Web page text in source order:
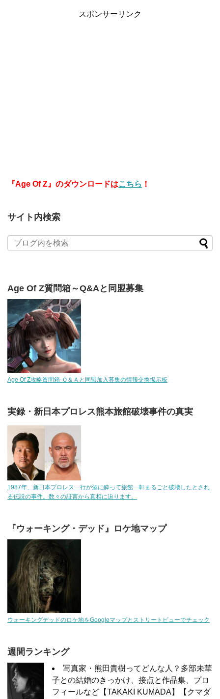
スポンサーリンク
『Age Of Z』のダウンロードはこちら ！
サイト内検索
Age Of Z質問箱～Q&Aと同盟募集
Age Of Z攻略質問箱-Ｑ＆Ａと同盟加入募集の情報交換掲示板
実録・新日本プロレス熊本旅館破壊事件の真実
1987年、新日本プロレス一行が酒に酔って旅館一軒まるごと破壊したとされ
る伝説の事件。数々の証言から真相に迫ります。
『ウォーキング・デッド』ロケ地マップ
ウォーキングデッドのロケ地をGoogleマップとストリートビューでチェック
週間ランキング
写真家・熊田貴樹ってどんな人？多部未華
子との結婚のきっかけ、接点と作品集、プロ
フィールなど【TAKAKI KUMADA】【クマダ